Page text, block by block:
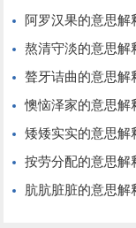
阿罗汉果的意思
熬清守淡的意思解
聱牙诘曲的意思解
懊恼泽家的意思解
矮矮实实的意思解
按劳分配的意思解
肮肮脏脏的意思